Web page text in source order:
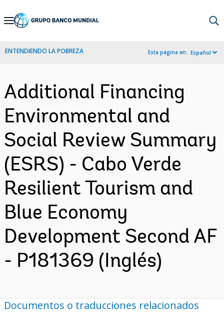
Skip
Navigation
ENTENDIENDO LA POBREZA Esta página en: Español
Additional Financing
Environmental and
Social Review Summary
(ESRS) - Cabo Verde
Resilient Tourism and
Blue Economy
Development Second AF
- P181369 (Inglés)
Documentos o traducciones relacionados